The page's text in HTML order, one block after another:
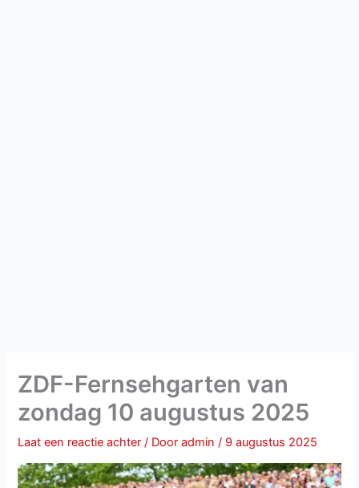
ZDF-Fernsehgarten van
zondag 10 augustus 2025
Laat een reactie achter / Dooradmin/ 9 augustus 2025